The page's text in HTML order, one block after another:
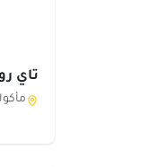
تاي